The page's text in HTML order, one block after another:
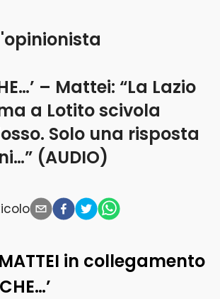
– Mattei: “La Lazio
a Lotito scivola
Solo una risposta
(AUDIO)
MATTEI in collegamento